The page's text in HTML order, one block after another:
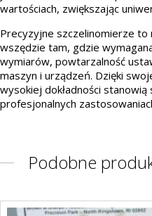
wartościach, zwiększając
Precyzyjne szczelinomierze
wszędzie tam, gdzie
wymiarów, powtarzalność
maszyn i urządzeń. Dzięki
wysokiej dokładności
profesjonalnych
Podobne